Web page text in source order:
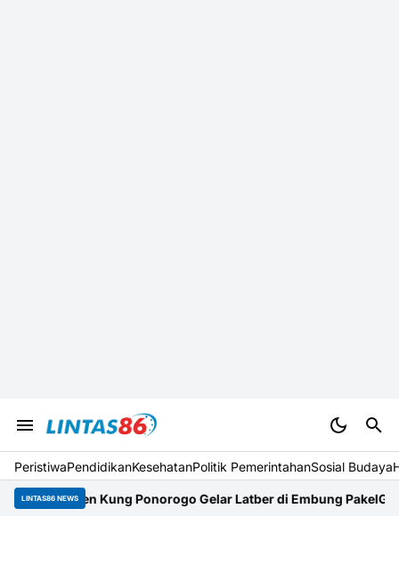
PeristiwaPendidikanKesehatanPolitik PemerintahanSosial Budaya
LINTAS86 NEWS
Kung Ponorogo Gelar Latber di Embung PakelGandeng